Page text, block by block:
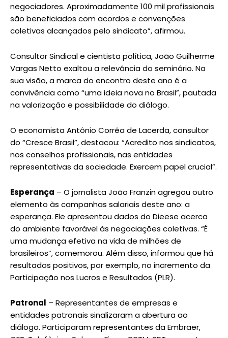
negociadores. Aproximadamente 100 mil profissionais
são beneficiados com acordos e convenções
coletivas alcançados pelo sindicato”, afirmou.
Consultor Sindical e cientista política, João Guilherme
Vargas Netto exaltou a relevância do seminário. Na
sua visão, a marca do encontro deste ano é a
convivência como “uma ideia nova no Brasil”, pautada
na valorização e possibilidade do diálogo.
O economista Antônio Corrêa de Lacerda, consultor
do “Cresce Brasil”, destacou: “Acredito nos sindicatos,
nos conselhos profissionais, nas entidades
representativas da sociedade. Exercem papel crucial”.
Esperança – O jornalista João Franzin agregou outro
elemento às campanhas salariais deste ano: a
esperança. Ele apresentou dados do Dieese acerca
do ambiente favorável às negociações coletivas. “É
uma mudança efetiva na vida de milhões de
brasileiros”, comemorou. Além disso, informou que há
resultados positivos, por exemplo, no incremento da
Participação nos Lucros e Resultados (PLR).
Patronal – Representantes de empresas e
entidades patronais sinalizaram a abertura ao
diálogo. Participaram representantes da Embraer,